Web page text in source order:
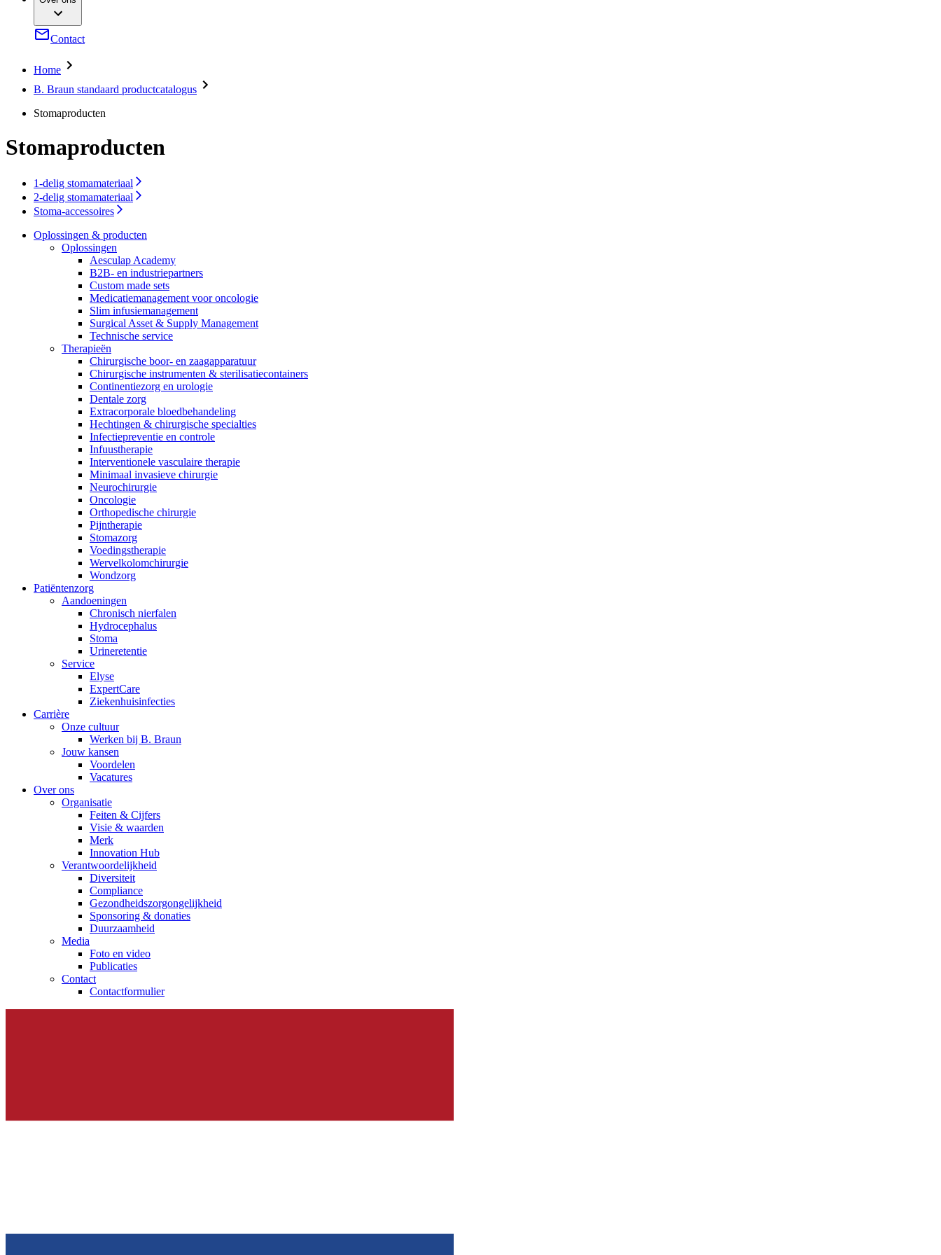
Interventionele vasculaire therapie
Neurochirurgie
Orthopedische chirurgie
Pijntherapie
Voedingstherapie
Wervelkolomchirurgie
Wondzorg
Oplossingen
Therapieën
Productassortiment
Vind het product dat je zoekt. Bekijk hier het complete productassortiment.
Service
ExpertCare
Gespecialiseerde verpleegkundige thuiszorg.
Jouw kansen
Vind jouw baan
Ontdek jouw carrièremogelijkheden, bekijk onze vacatures en vind een functie die bij je past!
Media
Foto en video
Contactformulier
Verantwoordelijkheid
Media
Contact
Heb je een vraag? Neem contact met ons op.
Contact
Home
B. Braun standaard productcatalogus
Stomaproducten
Stomaproducten
1-delig stomamateriaal
2-delig stomamateriaal
Stoma-accessoires
Oplossingen & producten
Oplossingen
Aesculap Academy
B2B- en industriepartners
Custom made sets
Medicatiemanagement voor oncologie
Slim infusiemanagement
Surgical Asset & Supply Management
Technische service
Therapieën
Chirurgische boor- en zaagapparatuur
Chirurgische instrumenten & sterilisatiecontainers
Continentiezorg en urologie
Dentale zorg
Extracorporale bloedbehandeling
Hechtingen & chirurgische specialties
Infectiepreventie en controle
Infuustherapie
Interventionele vasculaire therapie
Minimaal invasieve chirurgie
Neurochirurgie
Oncologie
Orthopedische chirurgie
Pijntherapie
Stomazorg
Voedingstherapie
Wervelkolomchirurgie
Wondzorg
Patiëntenzorg
Aandoeningen
Chronisch nierfalen
​​Hydrocephalus
Stoma
Urineretentie
Service
Elyse
ExpertCare
Ziekenhuisinfecties
Carrière
Onze cultuur
Werken bij B. Braun
Jouw kansen
Voordelen
Vacatures
Over ons
Organisatie
Feiten & Cijfers
Visie & waarden
Merk
Innovation Hub
Verantwoordelijkheid
Diversiteit
Compliance
Gezondheidszorgongelijkheid​
Sponsoring & donaties
Duurzaamheid
Media
Foto en video
Publicaties
Contact
Contactformulier